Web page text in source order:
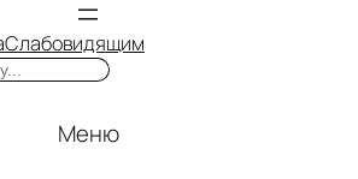
Слабовидящим
Меню